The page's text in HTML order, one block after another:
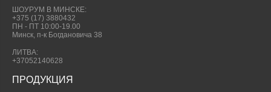
ШОУРУМ В МИНСКЕ:
+375 (17) 3880432
ПН - ПТ 10:00-19.00
Минск, п-к Богдановича 38
ЛИТВА:
+37052140628
ПРОДУКЦИЯ